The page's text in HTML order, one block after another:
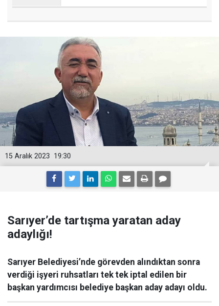
19:30
15 Aralık 2023
Sarıyer’de tartışma yaratan aday
adaylığı!
Sarıyer Belediyesi’nde görevden alındıktan sonra
verdiği işyeri ruhsatları tek tek iptal edilen bir
başkan yardımcısı belediye başkan aday adayı oldu.